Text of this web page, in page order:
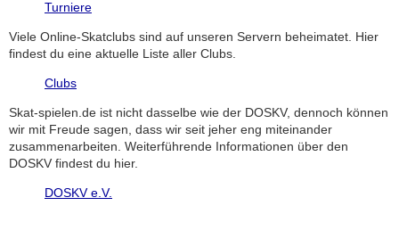
Turniere
Viele Online-Skatclubs sind auf unseren Servern beheimatet. Hier
findest du eine aktuelle Liste aller Clubs.
Clubs
Skat-spielen.de ist nicht dasselbe wie der DOSKV, dennoch können
wir mit Freude sagen, dass wir seit jeher eng miteinander
zusammenarbeiten. Weiterführende Informationen über den
DOSKV findest du hier.
DOSKV e.V.